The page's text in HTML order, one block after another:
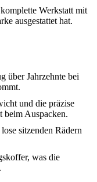
Werkstatt mit
ausgestattet hat.
über Jahrzehnte bei
und die präzise
beim Auspacken.
sitzenden Rädern
was die